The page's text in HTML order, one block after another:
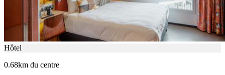
Hôtel
0.68km du centre